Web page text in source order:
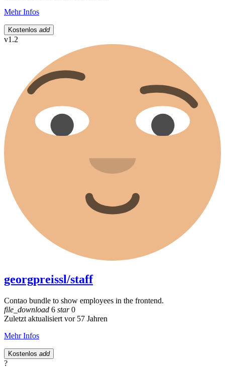
Mehr Infos
Kostenlos add
v1.2
georgpreissl/staff
Contao bundle to show employees in the frontend.
file_download 6 star0
Zuletzt aktualisiert vor 57 Jahren
Mehr Infos
Kostenlos add
?